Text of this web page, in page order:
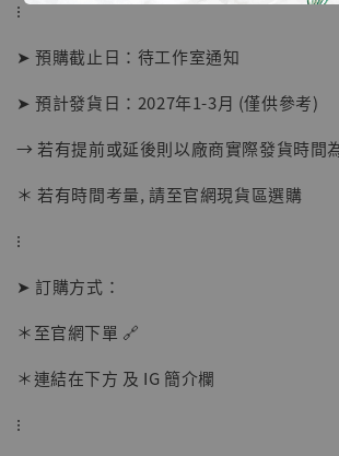
NT$ 1,870
⁝
➤ 預購截止日：待工作室通知
➤ 預計發貨日：2027年1-3月 (僅供參考)
→ 若有提前或延後則以廠商實際發貨時間
＊ 若有時間考量, 請至官網現貨區選購
⁝
➤ 訂購方式：
＊至官網下單 🔗
＊連結在下方 及 IG 簡介欄
⁝